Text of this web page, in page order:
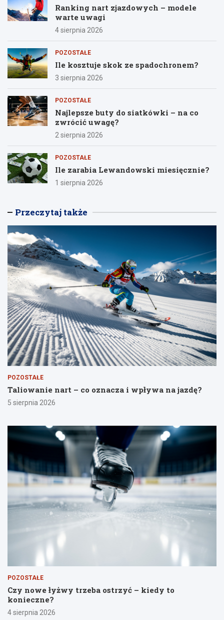
Ranking nart zjazdowych – modele
warte uwagi
4 sierpnia 2026
POZOSTAŁE
Ile kosztuje skok ze spadochronem?
3 sierpnia 2026
POZOSTAŁE
Najlepsze buty do siatkówki – na co
zwrócić uwagę?
2 sierpnia 2026
POZOSTAŁE
Ile zarabia Lewandowski miesięcznie?
1 sierpnia 2026
Przeczytaj także
POZOSTAŁE
Taliowanie nart – co oznacza i wpływa na jazdę?
5 sierpnia 2026
POZOSTAŁE
Czy nowe łyżwy trzeba ostrzyć – kiedy to
konieczne?
4 sierpnia 2026